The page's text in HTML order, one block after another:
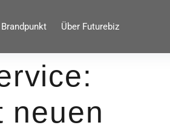
Brandpunkt Über Futurebiz
neuen